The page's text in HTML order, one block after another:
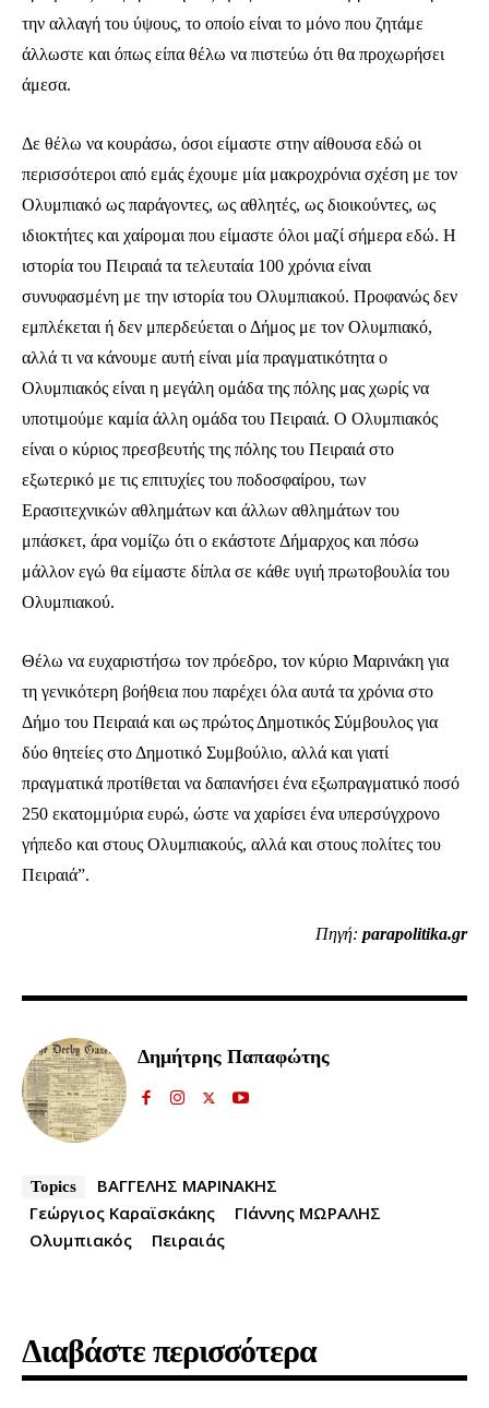
την αλλαγή του ύψους, το οποίο είναι το μόνο που ζητάμε
άλλωστε και όπως είπα θέλω να πιστεύω ότι θα προχωρήσει
άμεσα.
Δε θέλω να κουράσω, όσοι είμαστε στην αίθουσα εδώ οι
περισσότεροι από εμάς έχουμε μία μακροχρόνια σχέση με τον
Ολυμπιακό ως παράγοντες, ως αθλητές, ως διοικούντες, ως
ιδιοκτήτες και χαίρομαι που είμαστε όλοι μαζί σήμερα εδώ. Η
ιστορία του Πειραιά τα τελευταία 100 χρόνια είναι
συνυφασμένη με την ιστορία του Ολυμπιακού. Προφανώς δεν
εμπλέκεται ή δεν μπερδεύεται ο Δήμος με τον Ολυμπιακό,
αλλά τι να κάνουμε αυτή είναι μία πραγματικότητα ο
Ολυμπιακός είναι η μεγάλη ομάδα της πόλης μας χωρίς να
υποτιμούμε καμία άλλη ομάδα του Πειραιά. Ο Ολυμπιακός
είναι ο κύριος πρεσβευτής της πόλης του Πειραιά στο
εξωτερικό με τις επιτυχίες του ποδοσφαίρου, των
Ερασιτεχνικών αθλημάτων και άλλων αθλημάτων του
μπάσκετ, άρα νομίζω ότι ο εκάστοτε Δήμαρχος και πόσω
μάλλον εγώ θα είμαστε δίπλα σε κάθε υγιή πρωτοβουλία του
Ολυμπιακού.
Θέλω να ευχαριστήσω τον πρόεδρο, τον κύριο Μαρινάκη για
τη γενικότερη βοήθεια που παρέχει όλα αυτά τα χρόνια στο
Δήμο του Πειραιά και ως πρώτος Δημοτικός Σύμβουλος για
δύο θητείες στο Δημοτικό Συμβούλιο, αλλά και γιατί
πραγματικά προτίθεται να δαπανήσει ένα εξωπραγματικό ποσό
250 εκατομμύρια ευρώ, ώστε να χαρίσει ένα υπερσύγχρονο
γήπεδο και στους Ολυμπιακούς, αλλά και στους πολίτες του
Πειραιά”.
Πηγή: parapolitika.gr
Δημήτρης Παπαφώτης
Topics
ΒΑΓΓΕΛΗΣ ΜΑΡΙΝΑΚΗΣ
Γεώργιος Καραϊσκάκης
ΓΙάννης ΜΩΡΑΛΗΣ
Ολυμπιακός
Πειραιάς
Διαβάστε περισσότερα